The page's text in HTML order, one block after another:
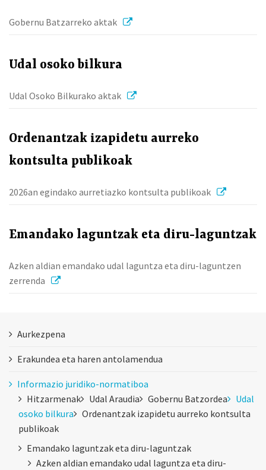
Gobernu Batzarreko aktak
Udal osoko bilkura
Udal Osoko Bilkurako aktak
Ordenantzak izapidetu aurreko
kontsulta publikoak
2026an egindako aurretiazko kontsulta publikoak
Emandako laguntzak eta diru-laguntzak
Azken aldian emandako udal laguntza eta diru-laguntzen
zerrenda
Aurkezpena
Erakundea eta haren antolamendua
Informazio juridiko-normatiboa
Hitzarmenak
Udal Araudia Gobernu Batzordea
Udal
osoko bilkura
Ordenantzak izapidetu aurreko kontsulta
publikoak
Emandako laguntzak eta diru-laguntzak
Azken aldian emandako udal laguntza eta diru-